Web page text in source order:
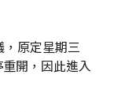
原定星期三
開，因此進入